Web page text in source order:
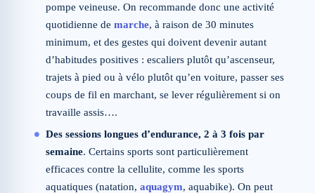
pompe veineuse. On recommande donc une activité
quotidienne de marche, à raison de 30 minutes
minimum, et des gestes qui doivent devenir autant
d’habitudes positives : escaliers plutôt qu’ascenseur,
trajets à pied ou à vélo plutôt qu’en voiture, passer ses
coups de fil en marchant, se lever régulièrement si on
travaille assis….
Des sessions longues d’endurance, 2 à 3 fois par
semaine. Certains sports sont particulièrement
efficaces contre la cellulite, comme les sports
aquatiques (natation, aquagym, aquabike). On peut